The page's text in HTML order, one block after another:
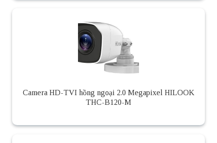
Camera HD-TVI hồng ngoại 2.0 Megapixel HILOOK
THC-B120-M